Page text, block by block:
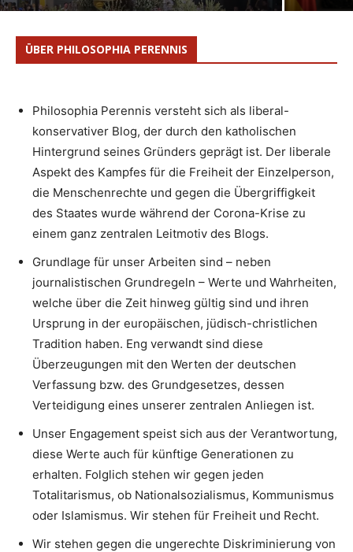
ÜBER PHILOSOPHIA PERENNIS
Philosophia Perennis versteht sich als liberal-
konservativer Blog, der durch den katholischen
Hintergrund seines Gründers geprägt ist. Der liberale
Aspekt des Kampfes für die Freiheit der Einzelperson,
die Menschenrechte und gegen die Übergriffigkeit
des Staates wurde während der Corona-Krise zu
einem ganz zentralen Leitmotiv des Blogs.
Grundlage für unser Arbeiten sind – neben
journalistischen Grundregeln – Werte und Wahrheiten,
welche über die Zeit hinweg gültig sind und ihren
Ursprung in der europäischen, jüdisch-christlichen
Tradition haben. Eng verwandt sind diese
Überzeugungen mit den Werten der deutschen
Verfassung bzw. des Grundgesetzes, dessen
Verteidigung eines unserer zentralen Anliegen ist.
Unser Engagement speist sich aus der Verantwortung,
diese Werte auch für künftige Generationen zu
erhalten. Folglich stehen wir gegen jeden
Totalitarismus, ob Nationalsozialismus, Kommunismus
oder Islamismus. Wir stehen für Freiheit und Recht.
Wir stehen gegen die ungerechte Diskriminierung von